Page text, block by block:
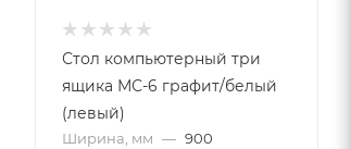
Стол компьютерный три
ящика МС-6 графит/белый
(левый)
Ширина, мм — 900